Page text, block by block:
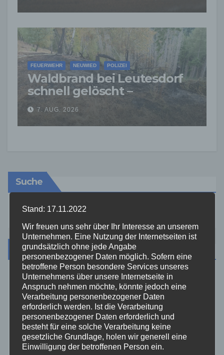
FEUERWEHR NEUWIED POLIZEI
Waldbrand bei Leutesdorf
schnell gelöscht –
Feuerwehr warnt vor
erhöhter Brandgefahr
7. AUG. 2026
Suche
Kategorien
Aktuelles
Allgemein
Altenkirchen
Stand: 17.11.2022
Wir freuen uns sehr über Ihr Interesse an unserem
Unternehmen. Eine Nutzung der Internetseiten ist
grundsätzlich ohne jede Angabe
personenbezogener Daten möglich. Sofern eine
betroffene Person besondere Services unseres
Unternehmens über unsere Internetseite in
Anspruch nehmen möchte, könnte jedoch eine
Verarbeitung personenbezogener Daten
erforderlich werden. Ist die Verarbeitung
personenbezogener Daten erforderlich und
besteht für eine solche Verarbeitung keine
gesetzliche Grundlage, holen wir generell eine
Einwilligung der betroffenen Person ein.